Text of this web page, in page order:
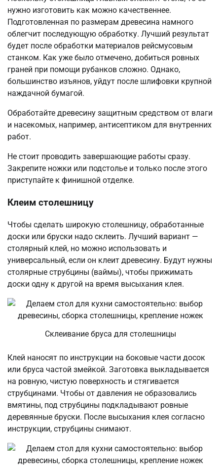
нужно изготовить как можно качественнее.
Подготовленная по размерам древесина намного
облегчит последующую обработку. Лучший результат
будет после обработки материалов рейсмусовым
станком. Как уже было отмечено, добиться ровных
граней при помощи рубанков сложно. Однако,
большинство изъянов, уйдут после шлифовки крупной
наждачной бумагой.
Обработайте древесину защитным средством от влаги
и насекомых, например, антисептиком для внутренних
работ.
Не стоит проводить завершающие работы сразу.
Закрепите ножки или подстолье и только после этого
приступайте к финишной отделке.
Клеим столешницу
Чтобы сделать широкую столешницу, обработанные
доски или бруски надо склеить. Лучший вариант —
столярный клей, но можно использовать и
универсальный, если он клеит древесину. Будут нужны
столярные струбцины (ваймы), чтобы прижимать
доски одну к другой на время высыхания клея.
Склеивание бруса для столешницы
Клей наносят по инструкции на боковые части досок
или бруса частой змейкой. Заготовка выкладывается
на ровную, чистую поверхность и стягивается
струбцинами. Чтобы от давления не образовались
вмятины, под струбцины подкладывают ровные
деревянные бруски. После высыхания клея согласно
инструкции, струбцины снимают.